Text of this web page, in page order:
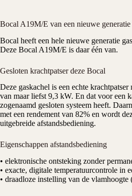
Bocal A19M/E van een nieuwe generatie
Bocal heeft een hele nieuwe generatie
Deze Bocal A19M/E is daar één van.
Gesloten krachtpatser deze Bocal
Deze gaskachel is een echte
van maar liefst 9,3 kW. En dat voor een
zogenaamd gesloten systeem heeft.
met een rendement van 82% en wordt
uitgebreide afstandsbediening.
Eigenschappen afstandsbediening
• elektronische ontsteking zonder
• exacte, digitale temperatuurcontrole in
• draadloze instelling van de vlamhoogte